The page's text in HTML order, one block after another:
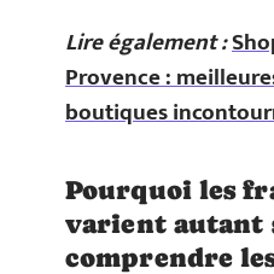
Lire également :
Provence :
boutiques
Pourquoi les
varient autant
comprendre